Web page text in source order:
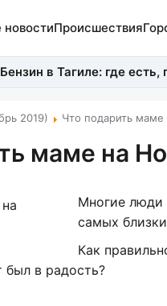
новостиПроисшествия
Бензин в Тагиле: где есть,
2019) Что подарить
маме на
Многие люди
самых
Как
был в радость?